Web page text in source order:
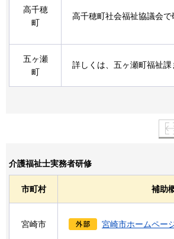
高千穂
町
高千穂町社会福祉協議会で
五ヶ瀬
町
詳しくは、五ヶ瀬町福祉課
介護福祉士実務者研修
市町村 補助
宮崎市 宮崎市ホームペー